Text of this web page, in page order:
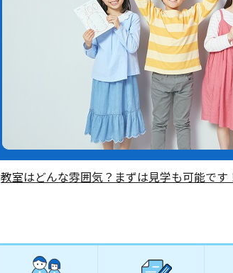
教室はどんな雰囲気？まずは見学も可能です